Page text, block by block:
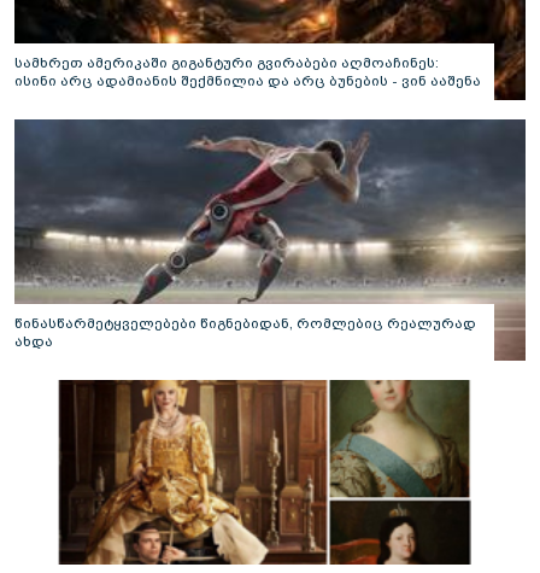
სამხრეთ ამერიკაში გიგანტური გვირაბები აღმოაჩინეს:
ისინი არც ადამიანის შექმნილია და არც ბუნების - ვინ ააშენა
წინასწარმეტყველებები წიგნებიდან, რომლებიც რეალურად
ახდა